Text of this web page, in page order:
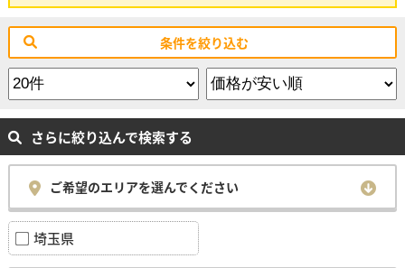
条件を絞り込む
さらに絞り込んで検索する
ご希望のエリアを選んでください
埼玉県